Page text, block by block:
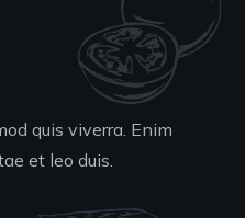
quis viverra. Enim
et leo duis.